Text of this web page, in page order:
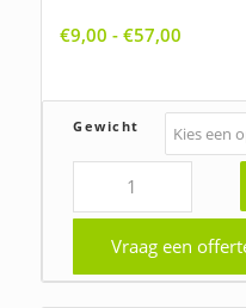
€9,00 - €57,00
€57,00
Gewicht
Vraag een